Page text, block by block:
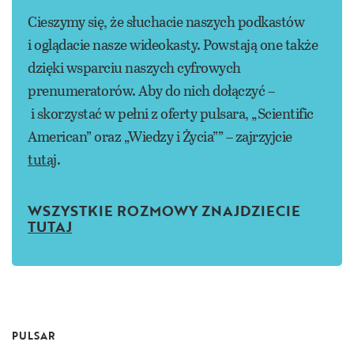
Cieszymy się, że słuchacie naszych podkastów
i oglądacie nasze wideokasty. Powstają one także
dzięki wsparciu naszych cyfrowych
prenumeratorów. Aby do nich dołączyć –
i skorzystać w pełni z oferty pulsara, „Scientific
American” oraz „Wiedzy i Życia”” – zajrzyjcie
tutaj.
WSZYSTKIE ROZMOWY ZNAJDZIECIE
TUTAJ
PULSAR